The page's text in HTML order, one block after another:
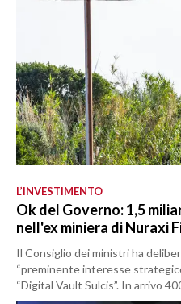
L’INVESTIMENTO
Ok del Governo: 1,5
nell'ex miniera di Nuraxi
Il Consiglio dei ministri ha
“preminente interesse
“Digital Vault Sulcis”. In arrivo